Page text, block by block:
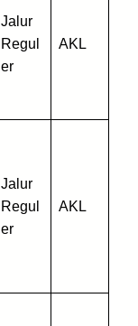
Jalur
Regul
er
AKL
Jalur
Regul
er
AKL